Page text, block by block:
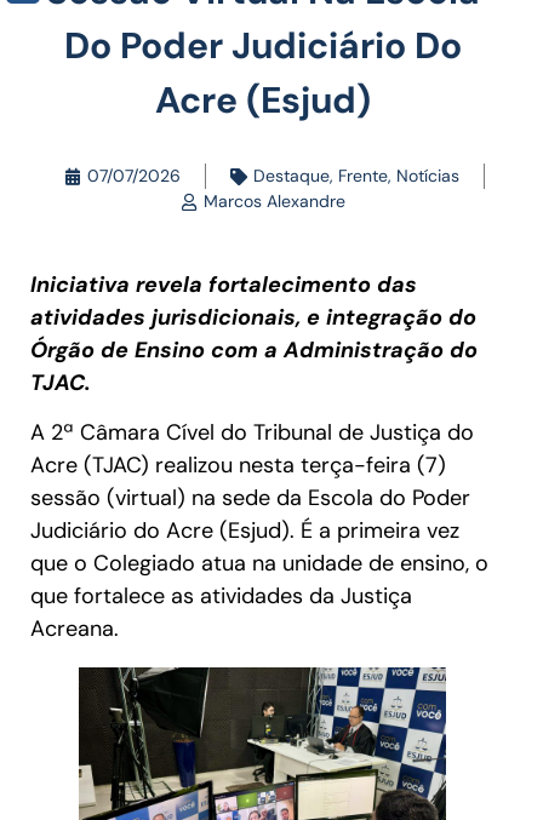
Do Poder Judiciário Do
Acre (Esjud)
07/07/2026 Destaque, Frente, Notícias
Marcos Alexandre
Iniciativa revela fortalecimento das
atividades jurisdicionais, e integração do
Órgão de Ensino com a Administração do
TJAC.
A 2ª Câmara Cível do Tribunal de Justiça do
Acre (TJAC) realizou nesta terça-feira (7)
sessão (virtual) na sede da Escola do Poder
Judiciário do Acre (Esjud). É a primeira vez
que o Colegiado atua na unidade de ensino, o
que fortalece as atividades da Justiça
Acreana.